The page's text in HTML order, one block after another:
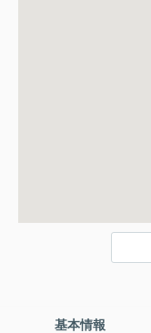
基本情報